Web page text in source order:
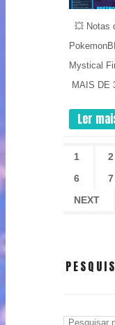
💥 Notas
Mystical
MAIS DE
Ler
1 2
6
7
NEXT